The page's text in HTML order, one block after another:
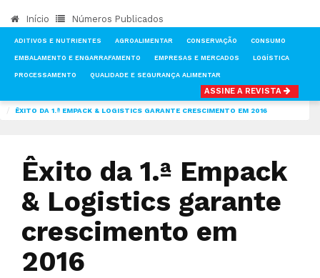
Início Números Publicados
ADITIVOS E NUTRIENTES AGROALIMENTAR CONSERVAÇÃO CONSUMO
EMBALAMENTO E ENGARRAFAMENTO EMPRESAS E MERCADOS LOGÍSTICA
PROCESSAMENTO QUALIDADE E SEGURANÇA ALIMENTAR
ASSINE A REVISTA
ÊXITO DA 1.ª EMPACK & LOGISTICS GARANTE CRESCIMENTO EM 2016
Êxito da 1.ª Empack
& Logistics garante
crescimento em
2016